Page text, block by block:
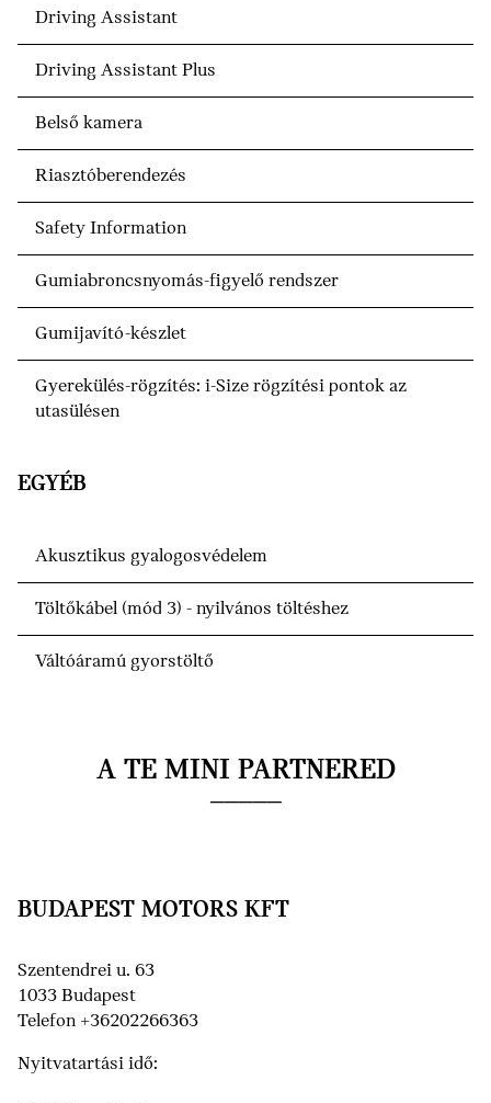
Driving Assistant
Driving Assistant Plus
Belső kamera
Riasztóberendezés
Safety Information
Gumiabroncsnyomás-figyelő rendszer
Gumijavító-készlet
Gyerekülés-rögzítés: i-Size rögzítési pontok az
utasülésen
EGYÉB
Akusztikus gyalogosvédelem
Töltőkábel (mód 3) - nyilvános töltéshez
Váltóáramú gyorstöltő
A TE MINI PARTNERED
BUDAPEST MOTORS KFT
Szentendrei u. 63
1033 Budapest
Telefon +36202266363
Nyitvatartási idő: